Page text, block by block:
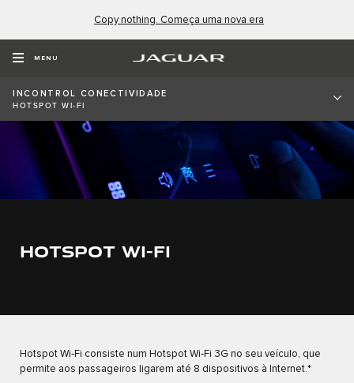
Copy nothing. Começa uma nova era
MENU
INCONTROL CONECTIVIDADE
HOTSPOT WI-FI
HOTSPOT WI-FI
Hotspot Wi‑Fi consiste num Hotspot Wi‑Fi 3G no seu veículo, que
permite aos passageiros ligarem até 8 dispositivos à Internet.*